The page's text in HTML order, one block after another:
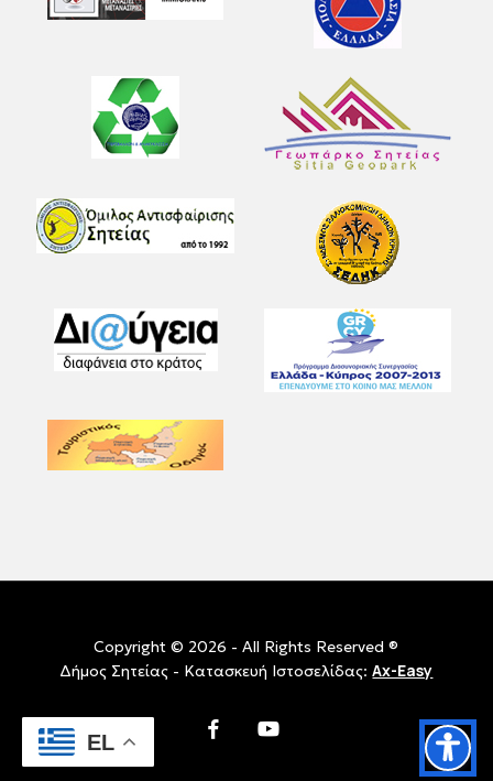
Copyright © 2026 - All Rights Reserved ®
Δήμος Σητείας - Κατασκευή Ιστοσελίδας:Ax-Easy
facebookyoutube
EL